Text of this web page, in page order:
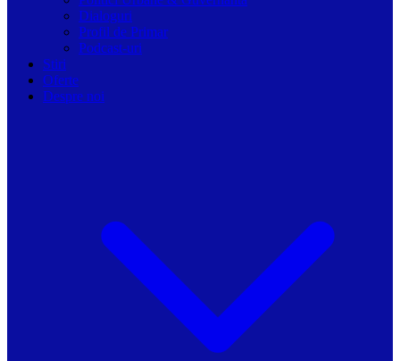
Dialoguri
Profil de Primar
Podcast-uri
Stiri
Oferte
Despre noi